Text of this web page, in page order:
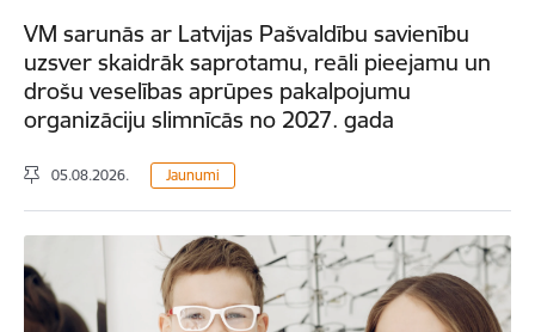
VM sarunās ar Latvijas Pašvaldību savienību
uzsver skaidrāk saprotamu, reāli pieejamu un
drošu veselības aprūpes pakalpojumu
organizāciju slimnīcās no 2027. gada
05.08.2026. Jaunumi